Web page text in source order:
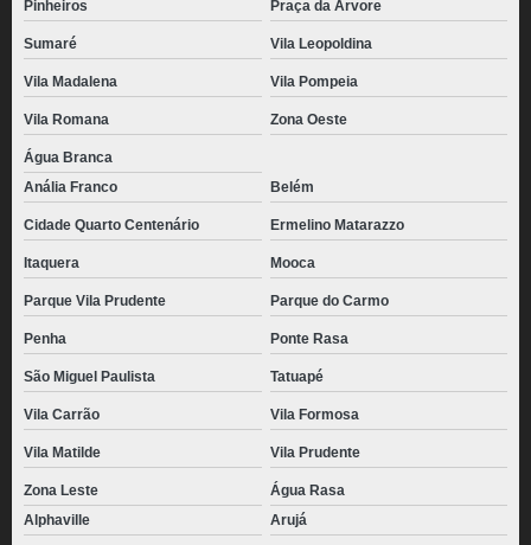
Pinheiros Praça da Arvore
Sumaré Vila Leopoldina
Vila Madalena Vila Pompeia
Vila Romana Zona Oeste
Água Branca
Anália Franco
Belém
Cidade Quarto Centenário Ermelino Matarazzo
Itaquera Mooca
Parque Vila Prudente Parque do Carmo
Penha Ponte Rasa
São Miguel Paulista Tatuapé
Vila Carrão Vila Formosa
Vila Matilde Vila Prudente
Zona Leste
Água Rasa
Alphaville
Arujá